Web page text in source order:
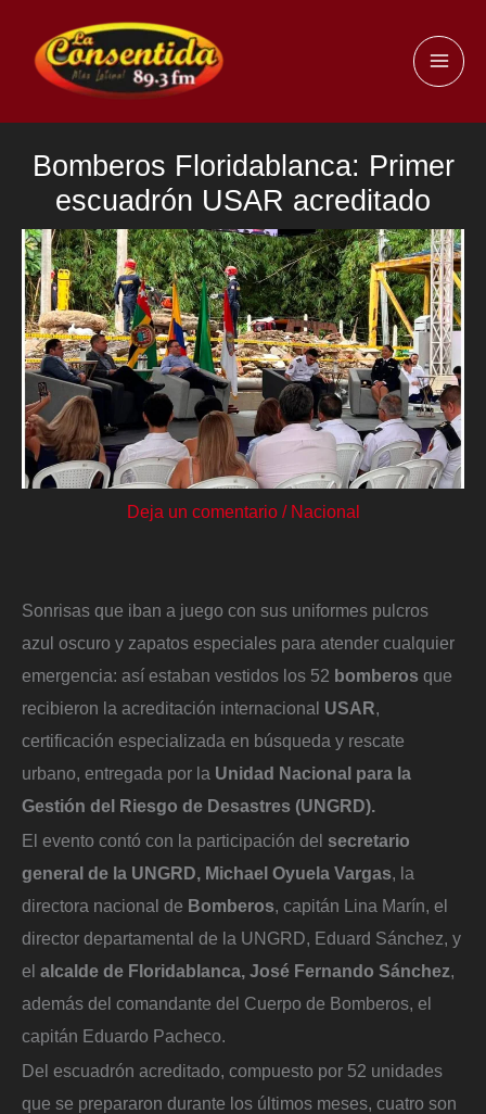
contenido
Bomberos Floridablanca: Primer
escuadrón USAR acreditado
Deja un comentario / Nacional
Sonrisas que iban a juego con sus uniformes pulcros
azul oscuro y zapatos especiales para atender cualquier
emergencia: así estaban vestidos los 52 bomberos que
recibieron la acreditación internacional USAR,
certificación especializada en búsqueda y rescate
urbano, entregada por la Unidad Nacional para la
Gestión del Riesgo de Desastres (UNGRD).
El evento contó con la participación del secretario
general de la UNGRD, Michael Oyuela Vargas, la
directora nacional de Bomberos, capitán Lina Marín, el
director departamental de la UNGRD, Eduard Sánchez, y
el alcalde de Floridablanca, José Fernando Sánchez,
además del comandante del Cuerpo de Bomberos, el
capitán Eduardo Pacheco.
Del escuadrón acreditado, compuesto por 52 unidades
que se prepararon durante los últimos meses, cuatro son